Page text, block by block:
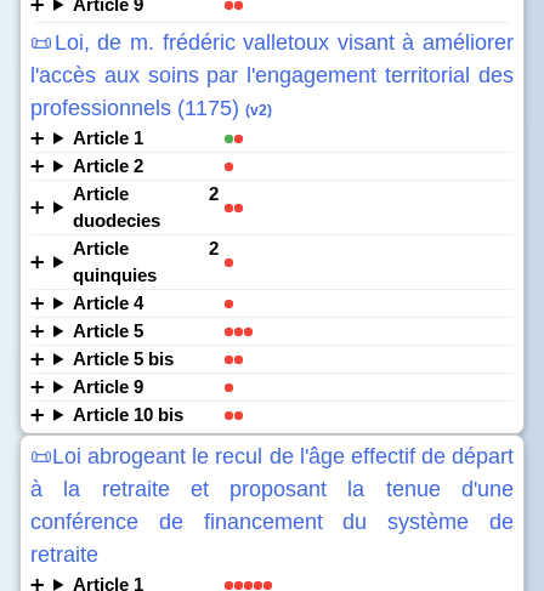
Article 9
📜Loi, de m. frédéric valletoux visant à améliorer
l'accès aux soins par l'engagement territorial des
professionnels (1175) (v2)
Article 1
Article 2
Article 2
duodecies
Article 2
quinquies
Article 4
Article 5
Article 5 bis
Article 9
Article 10 bis
📜Loi abrogeant le recul de l'âge effectif de départ
à la retraite et proposant la tenue d'une
conférence de financement du système de
retraite
Article 1